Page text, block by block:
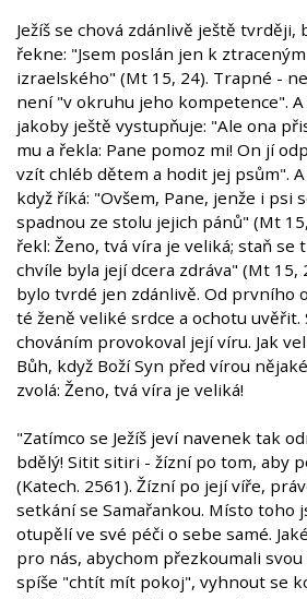
Ježíš se chová zdánlivě ještě tvrději,
řekne: "Jsem poslán jen k
izraelského" (Mt 15, 24). Trapné -
není "v okruhu jeho kompetence". A
jakoby ještě vystupňuje: "Ale ona
mu a řekla: Pane pomoz mi! On jí
vzít chléb dětem a hodit jej psům".
když říká: "Ovšem, Pane, jenže i psi
spadnou ze stolu jejich pánů" (Mt
řekl: Ženo, tvá víra je veliká; staň se
chvíle byla její dcera zdráva" (Mt 15,
bylo tvrdé jen zdánlivě. Od prvního
té ženě veliké srdce a ochotu uvěřit.
chováním provokoval její víru. Jak
Bůh, když Boží Syn před vírou
zvolá: Ženo, tvá víra je veliká!
"Zatímco se Ježíš jeví navenek tak
bdělý! Sitit sitiri - žízní po tom, aby
(Katech. 2561). Žízní po její víře,
setkání se Samařankou. Místo toho
otupělí ve své péči o sebe samé.
pro nás, abychom přezkoumali
spíše "chtít mít pokoj", vyhnout se